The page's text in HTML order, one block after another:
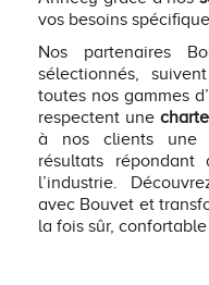
vos besoins
Nos partenaires
sélectionnés,
toutes nos gammes
respectent une
à nos clients une
résultats
l’industrie.
avec Bouvet et
la fois sûr,